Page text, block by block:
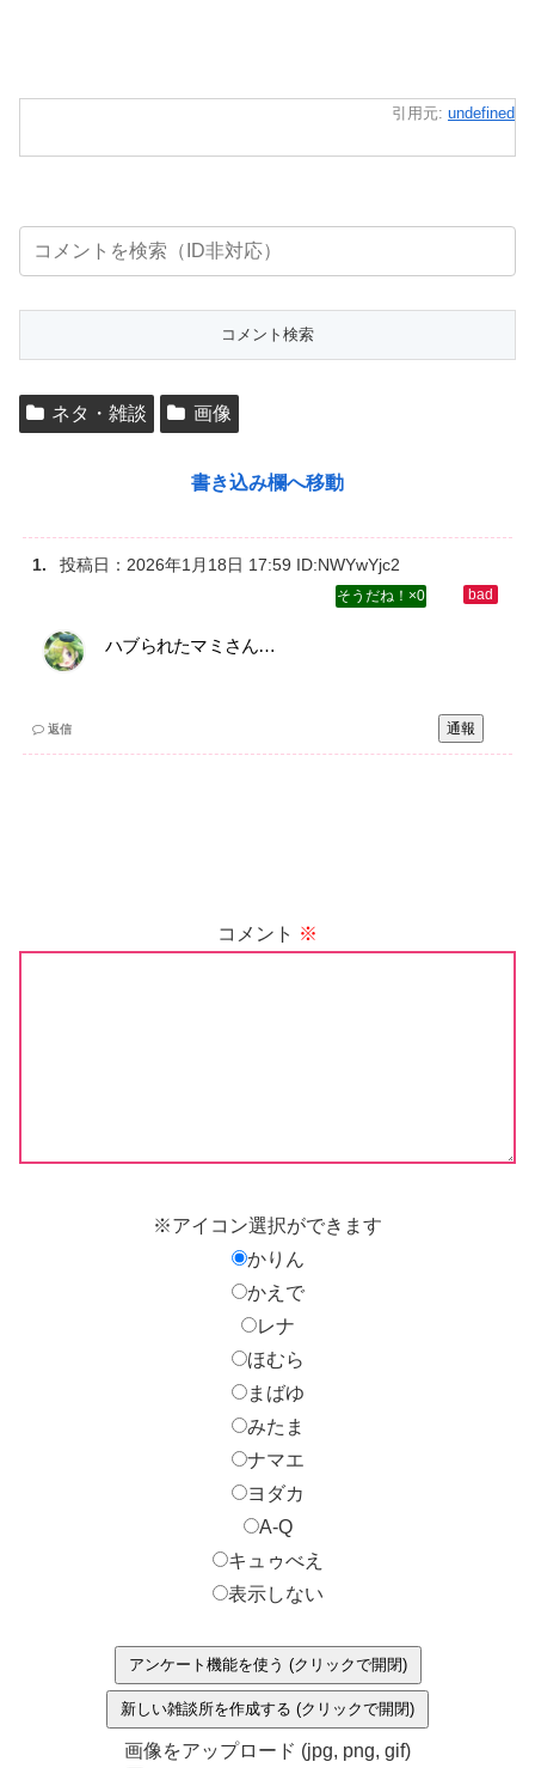
引用元: undefined
ネタ・雑談 画像
書き込み欄へ移動
投稿日： 2026年1月18日 17:59 ID:NWYwYjc2
0
ハブられたマミさん…
通報
返信
コメント ※
※アイコン選択ができます
かりん
かえで
レナ
ほむら
まばゆ
みたま
ナマエ
ヨダカ
A-Q
キュゥべえ
表示しない
アンケート機能を使う (クリックで開閉)
新しい雑談所を作成する (クリックで開閉)
画像をアップロード (jpg, png, gif)